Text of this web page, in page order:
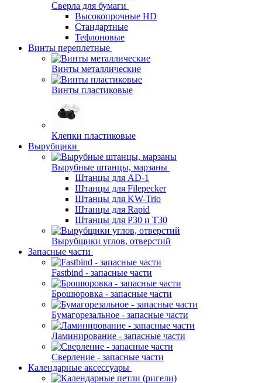
Сверла для бумаги
Высокопрочные HD
Стандартные
Тефлоновые
Винты переплетные
Винты металлические
Винты пластиковые
Клепки пластиковые
Вырубщики
Вырубные штанцы, марзаны
Штанцы для AD-1
Штанцы для Filepecker
Штанцы для KW-Trio
Штанцы для Rapid
Штанцы для Р30 и Т30
Вырубщики углов, отверстий
Запасные части
Fastbind - запасные части
Брошюровка - запасные части
Бумагорезальное - запасные части
Ламинирование - запасные части
Сверление - запасные части
Календарные аксессуары